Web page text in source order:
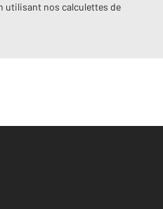
utilisant nos calculettes de